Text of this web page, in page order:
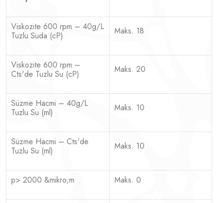
Viskozite 600 rpm – 40g/L
Tuzlu Suda (cP)
Maks. 18
Viskozite 600 rpm –
Cts'de Tuzlu Su (cP)
Maks. 20
Süzme Hacmi – 40g/L
Tuzlu Su (ml)
Maks. 10
Süzme Hacmi – Cts'de
Tuzlu Su (ml)
Maks. 10
p> 2000 &mikro;m Maks. 0